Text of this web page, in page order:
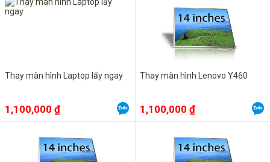
Thay màn hình Laptop lấy ngay
1,100,000 ₫
Thay màn hình Lenovo Y460
1,100,000 ₫